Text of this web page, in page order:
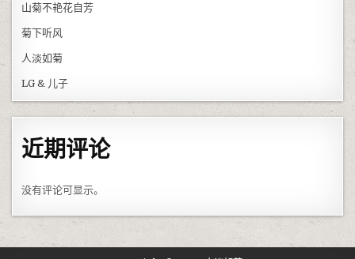
山菊不艳花自芳
菊下听风
人淡如菊
LG & 儿子
近期评论
没有评论可显示。